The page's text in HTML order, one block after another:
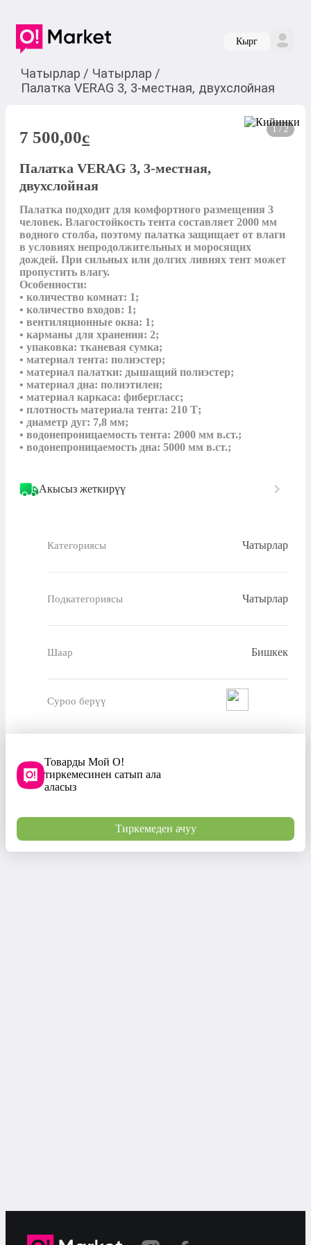
Кырг
Чатырлар / Чатырлар /
Палатка VERAG 3, 3-местная, двухслойная
1 / 2
7 500,00c
Палатка VERAG 3, 3-местная,
двухслойная
Палатка подходит для комфортного размещения 3
человек. Влагостойкость тента составляет 2000 мм
водного столба, поэтому палатка защищает от влаги
в условиях непродолжительных и моросящих
дождей. При сильных или долгих ливнях тент может
пропустить влагу.
Особенности:
• количество комнат: 1;
• количество входов: 1;
• вентиляционные окна: 1;
• карманы для хранения: 2;
• упаковка: тканевая сумка;
• материал тента: полиэстер;
• материал палатки: дышащий полиэстер;
• материал дна: полиэтилен;
• материал каркаса: фибергласс;
• плотность материала тента: 210 Т;
• диаметр дуг: 7,8 мм;
• водонепроницаемость тента: 2000 мм в.ст.;
• водонепроницаемость дна: 5000 мм в.ст.;
Акысыз жеткирүү
Категориясы Чатырлар
Подкатегориясы Чатырлар
Шаар Бишкек
Суроо берүү
Товарды Мой О!
тиркемесинен сатып ала
аласыз
Тиркемеден ачуу